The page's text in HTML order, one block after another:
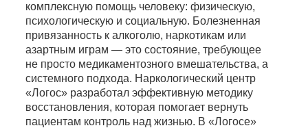
комплексную помощь человеку: физическую,
психологическую и социальную. Болезненная
привязанность к алкоголю, наркотикам или
азартным играм — это состояние, требующее
не просто медикаментозного вмешательства, а
системного подхода. Наркологический центр
«Логос» разработал эффективную методику
восстановления, которая помогает вернуть
пациентам контроль над жизнью. В «Логосе»